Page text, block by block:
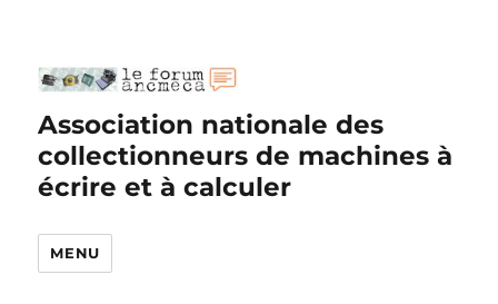
Association nationale des
collectionneurs de machines à
écrire et à calculer
MENU